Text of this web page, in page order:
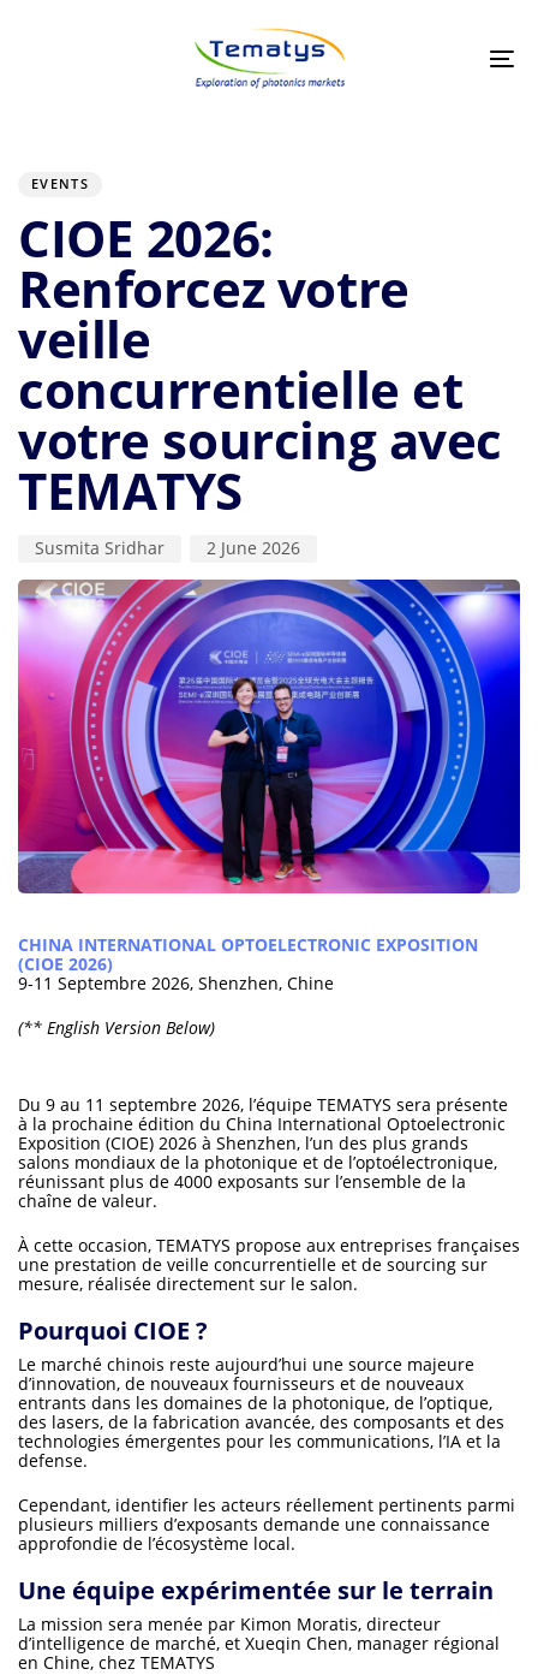
EVENTS
CIOE 2026:
Renforcez votre
veille
concurrentielle et
votre sourcing avec
TEMATYS
Susmita Sridhar 2 June 2026
CHINA INTERNATIONAL OPTOELECTRONIC EXPOSITION
(CIOE 2026)
9-11 Septembre 2026, Shenzhen, Chine
(** English Version Below)
Du 9 au 11 septembre 2026, l’équipe TEMATYS sera présente
à la prochaine édition du China International Optoelectronic
Exposition (CIOE) 2026 à Shenzhen, l’un des plus grands
salons mondiaux de la photonique et de l’optoélectronique,
réunissant plus de 4000 exposants sur l’ensemble de la
chaîne de valeur.
À cette occasion, TEMATYS propose aux entreprises françaises
une prestation de veille concurrentielle et de sourcing sur
mesure, réalisée directement sur le salon.
Pourquoi CIOE ?
Le marché chinois reste aujourd’hui une source majeure
d’innovation, de nouveaux fournisseurs et de nouveaux
entrants dans les domaines de la photonique, de l’optique,
des lasers, de la fabrication avancée, des composants et des
technologies émergentes pour les communications, l’IA et la
defense.
Cependant, identifier les acteurs réellement pertinents parmi
plusieurs milliers d’exposants demande une connaissance
approfondie de l’écosystème local.
Une équipe expérimentée sur le terrain
La mission sera menée par Kimon Moratis, directeur
d’intelligence de marché, et Xueqin Chen, manager régional
en Chine, chez TEMATYS